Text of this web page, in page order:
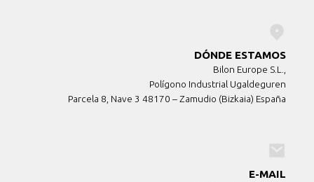
DÓNDE ESTAMOS
Bilon Europe S.L.,
Polígono Industrial Ugaldeguren
Parcela 8, Nave 3 48170 – Zamudio (Bizkaia) España
E-MAIL